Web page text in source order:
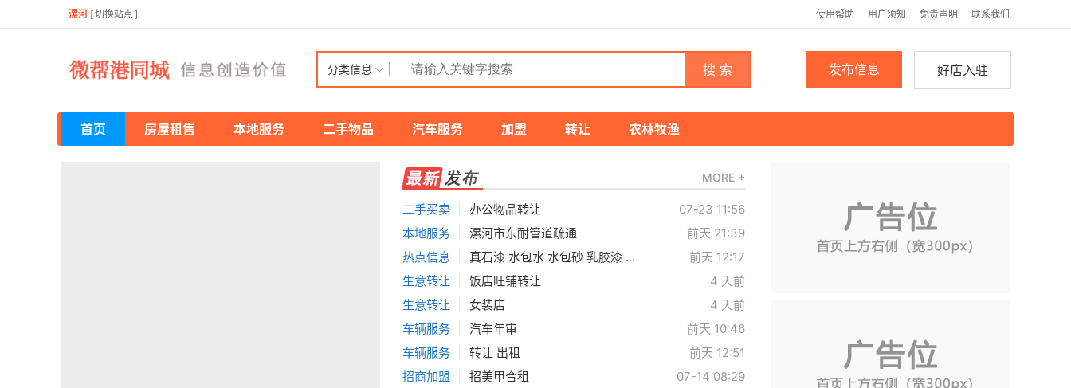
漯河 [切换站点 ] 使用帮助 用户须知 免责声明 联系我们
分类信息 搜 索 好店入驻
发布信息
首页 房屋租售 本地服务 二手物品 汽车服务 加盟 转让 农林牧渔
MORE +
二手买卖 办公物品转让
07-23 11:56
本地服务
漯河市东耐管道疏通
前天 21:39
热点信息
真石漆 水包水 水包砂 乳胶漆 ...
前天 12:17
生意转让
饭店旺铺转让
4 天前
生意转让
女装店
4 天前
车辆服务
汽车年审
前天 10:46
车辆服务
转让 出租
前天 12:51
招商加盟
招美甲合租
07-14 08:29